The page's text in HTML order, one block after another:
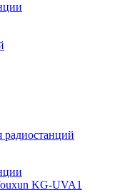
радиостанций
KG-UVA1